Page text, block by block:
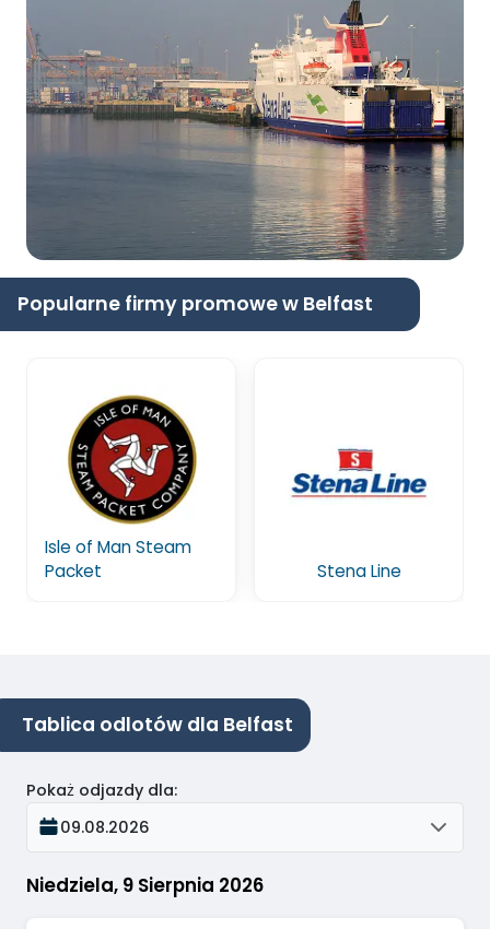
Popularne firmy promowe w Belfast
Isle of Man Steam
Packet
Stena Line
Tablica odlotów dla Belfast
Niedziela, 9 Sierpnia 2026
Pokaż odjazdy dla:
09.08.2026